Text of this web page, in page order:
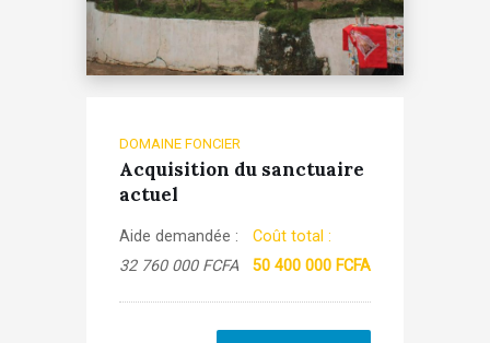
DOMAINE FONCIER
Acquisition du sanctuaire
actuel
Aide demandée :
32 760 000 FCFA
Coût total :
50 400 000 FCFA